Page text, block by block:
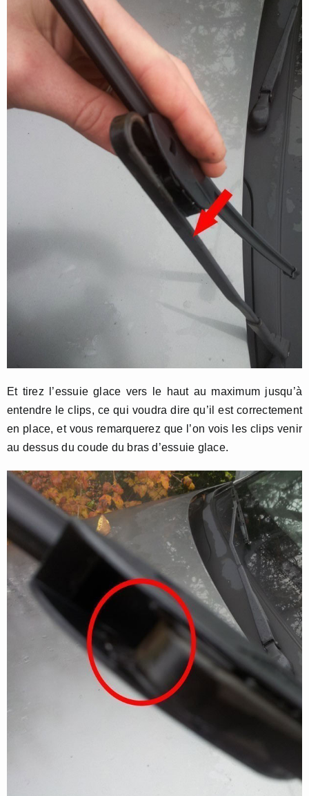
Et tirez l’essuie glace vers le haut au maximum jusqu’à
entendre le clips, ce qui voudra dire qu’il est correctement
en place, et vous remarquerez que l’on vois les clips venir
au dessus du coude du bras d’essuie glace.